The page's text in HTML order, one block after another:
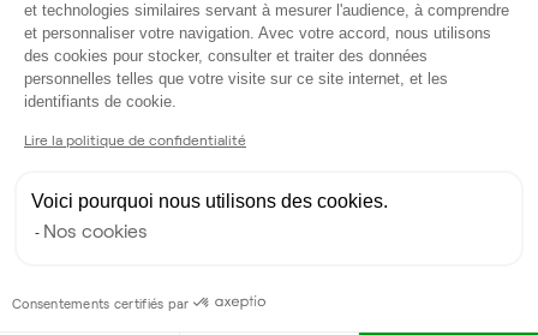
Bureau privé• 3ème étage
19
Bureau privé • 3ème étage
7 138 €
et technologies similaires servant à mesurer l'audience, à comprendre
et personnaliser votre navigation. Avec votre accord, nous utilisons
des cookies pour stocker, consulter et traiter des données
personnelles telles que votre visite sur ce site internet, et les
identifiants de cookie.
Lire la politique de confidentialité
Voici pourquoi nous utilisons des cookies.
Nos cookies
Consentements certifiés par